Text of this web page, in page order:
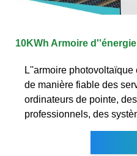
10KWh Armoire
L''armoire
de manière fiable des
ordinateurs de pointe,
professionnels, des